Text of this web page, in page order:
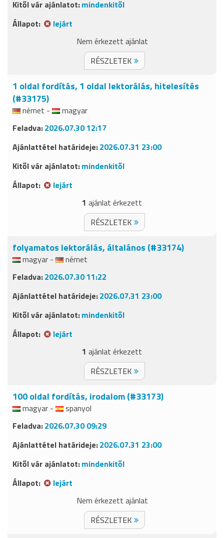
mindenkitől
lejárt
Nem érkezett ajánlat
RÉSZLETEK
1 oldal fordítás, 1 oldal lektorálás, hitelesítés
(#33175)
német -
magyar
2026.07.30 12:17
2026.07.31 23:00
mindenkitől
lejárt
1 ajánlat érkezett
RÉSZLETEK
folyamatos lektorálás, általános (#33174)
magyar -
német
2026.07.30 11:22
2026.07.31 23:00
mindenkitől
lejárt
1 ajánlat érkezett
RÉSZLETEK
100 oldal fordítás, irodalom (#33173)
magyar -
spanyol
2026.07.30 09:29
2026.07.31 23:00
mindenkitől
lejárt
Nem érkezett ajánlat
RÉSZLETEK